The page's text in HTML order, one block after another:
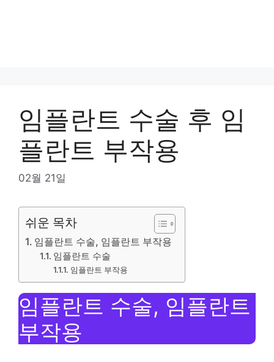
임플란트 수술 후 임
플란트 부작용
02월 21일
쉬운 목차
임플란트 수술, 임플란트 부작용
임플란트 수술
임플란트 부작용
임플란트 수술, 임플란트
부작용